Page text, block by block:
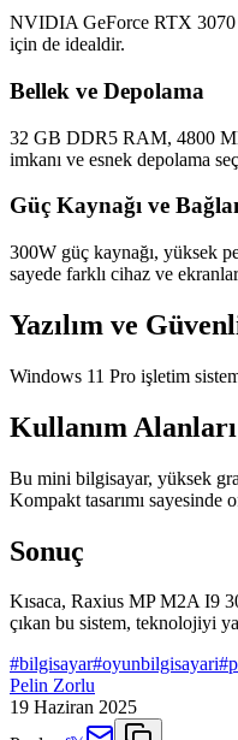
NVIDIA GeForce RTX 3070
için de idealdir.
Bellek ve Depolama
32 GB DDR5 RAM, 4800
imkanı ve esnek depolama
Güç Kaynağı ve
300W güç kaynağı, yüksek
sayede farklı cihaz ve
Yazılım ve
Windows 11 Pro işletim
Kullanım
Bu mini bilgisayar, yüksek
Kompakt tasarımı sayesinde
Sonuç
Kısaca, Raxius MP M2A I9
çıkan bu sistem, teknolojiyi
#bilgisayar#oyunbilgisayari#
Pelin Zorlu
19 Haziran 2025